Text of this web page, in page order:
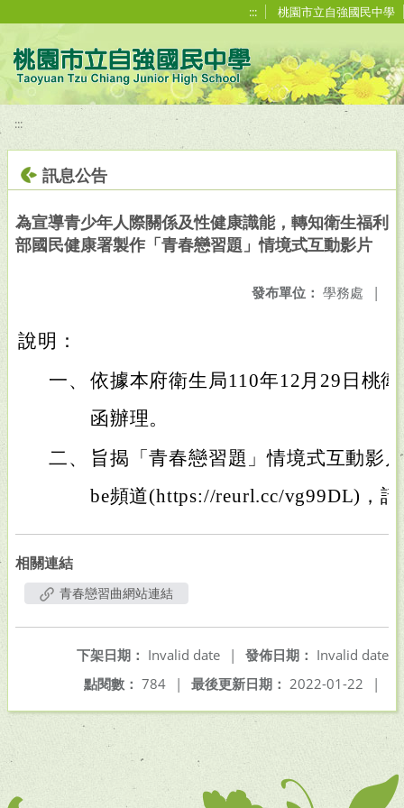
::: 桃園市立自強國民中學
:::
訊息公告
為宣導青少年人際關係及性健康識能，轉知衛生福利
部國民健康署製作「青春戀習題」情境式互動影片
發布單位： 學務處 |
說明：
一、 依據本府衛生局110年12月29日桃
函辦理。
二、
旨揭「青春戀習題」情境式互動影
be頻道(https://reurl.cc/vg99DL)，
相關連結
青春戀習曲網站連結
發佈日期： Invalid date
下架日期： Invalid date
|
最後更新日期： 2022-01-22 |
點閱數： 784 |